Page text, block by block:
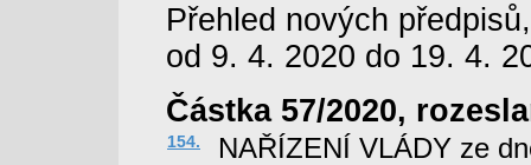
Přehled nových
od 9. 4. 2020 do 19. 4.
Částka 57/2020,
154.
NAŘÍZENÍ VLÁDY ze